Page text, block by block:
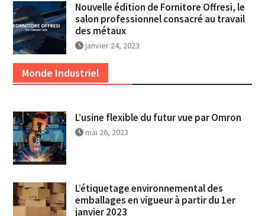
Nouvelle édition de Fornitore Offresi, le
salon professionnel consacré au travail
des métaux
janvier 24, 2023
Monde Industriel
L’usine flexible du futur vue par Omron
mai 26, 2023
L’étiquetage environnemental des
emballages en vigueur à partir du 1er
janvier 2023